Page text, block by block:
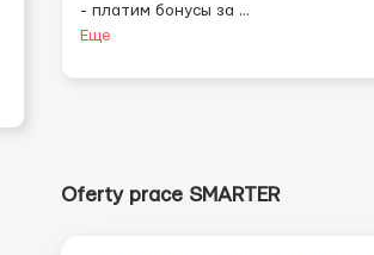
- платим бонусы за ...
Еще
Oferty prace SMARTER